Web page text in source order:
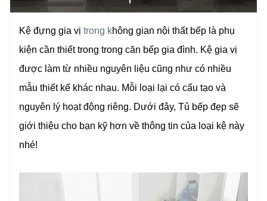
Kệ đựng gia vị trong không gian nội thất bếp là phụ
kiện cần thiết trong trong căn bếp gia đình. Kệ gia vị
được làm từ nhiều nguyên liệu cũng như có nhiều
mẫu thiết kế khác nhau. Mỗi loại lại có cấu tạo và
nguyên lý hoạt động riêng. Dưới đây, Tủ bếp đẹp sẽ
giới thiệu cho bạn kỹ hơn về thông tin của loại kệ này
nhé!